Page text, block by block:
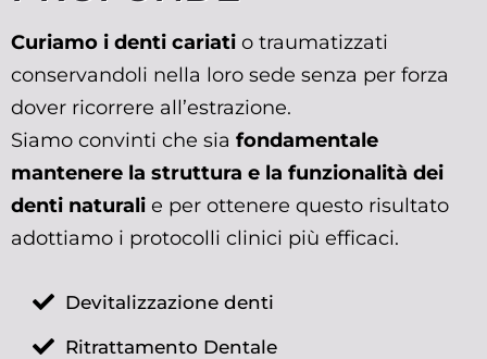
Curiamo i denti cariati o traumatizzati
conservandoli nella loro sede senza per forza
dover ricorrere all’estrazione.
Siamo convinti che sia fondamentale
mantenere la struttura e la funzionalità dei
denti naturali e per ottenere questo risultato
adottiamo i protocolli clinici più efficaci.
Devitalizzazione denti
Ritrattamento Dentale